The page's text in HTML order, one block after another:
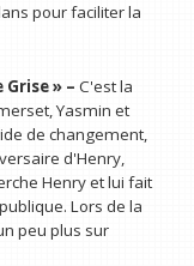
pour faciliter la
» – C'est la
Yasmin et
de changement,
d'Henry,
Henry et lui fait
Lors de la
peu plus sur